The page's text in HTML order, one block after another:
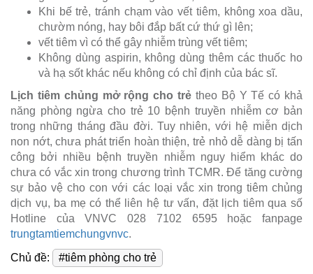
Khi bế trẻ, tránh chạm vào vết tiêm, không xoa dầu,
chườm nóng, hay bôi đắp bất cứ thứ gì lên;
vết tiêm vì có thể gây nhiễm trùng vết tiêm;
Không dùng aspirin, không dùng thêm các thuốc ho
và hạ sốt khác nếu không có chỉ định của bác sĩ.
Lịch tiêm chủng mở rộng cho trẻ theo Bộ Y Tế có khả
năng phòng ngừa cho trẻ 10 bệnh truyền nhiễm cơ bản
trong những tháng đầu đời. Tuy nhiên, với hệ miễn dịch
non nớt, chưa phát triển hoàn thiện, trẻ nhỏ dễ dàng bị tấn
công bởi nhiều bệnh truyền nhiễm nguy hiểm khác do
chưa có vắc xin trong chương trình TCMR. Để tăng cường
sự bảo vệ cho con với các loại vắc xin trong tiêm chủng
dịch vụ, ba mẹ có thể liên hệ tư vấn, đặt lịch tiêm qua số
Hotline của VNVC 028 7102 6595 hoặc fanpage
trungtamtiemchungvnvc.
Chủ đề:
#tiêm phòng cho trẻ